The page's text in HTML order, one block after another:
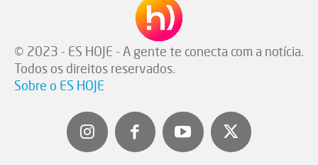
© 2023 - ES HOJE - A gente te conecta com a notícia.
Todos os direitos reservados.
Sobre o ES HOJE